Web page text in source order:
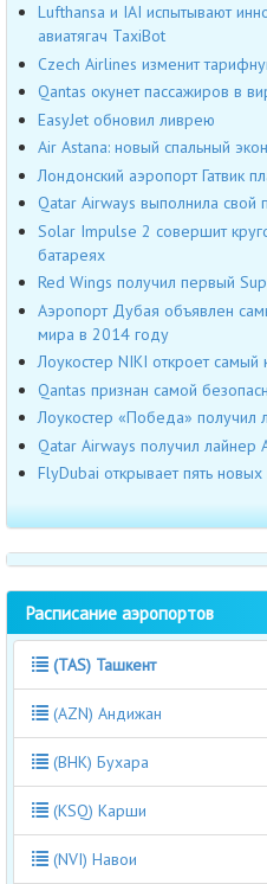
Lufthansa и IAI испытывают
авиатягач TaxiBot
Czech Airlines изменит
Qantas окунет пассажиров в
EasyJet обновил ливрею
Air Astana: новый спальный
Лондонский аэропорт Гатвик
Qatar Airways выполнила свой
Solar Impulse 2 совершит
батареях
Red Wings получил первый
Аэропорт Дубая объявлен
мира в 2014 году
Лоукостер NIKI откроет
Qantas признан самой
Лоукостер «Победа» получил
Qatar Airways получил лайнер
FlyDubai открывает пять
Расписание аэропортов
(TAS) Ташкент
(AZN) Андижан
(BHK) Бухара
(KSQ) Карши
(NVI) Навои